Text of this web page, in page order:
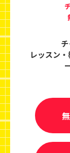
レッスン・